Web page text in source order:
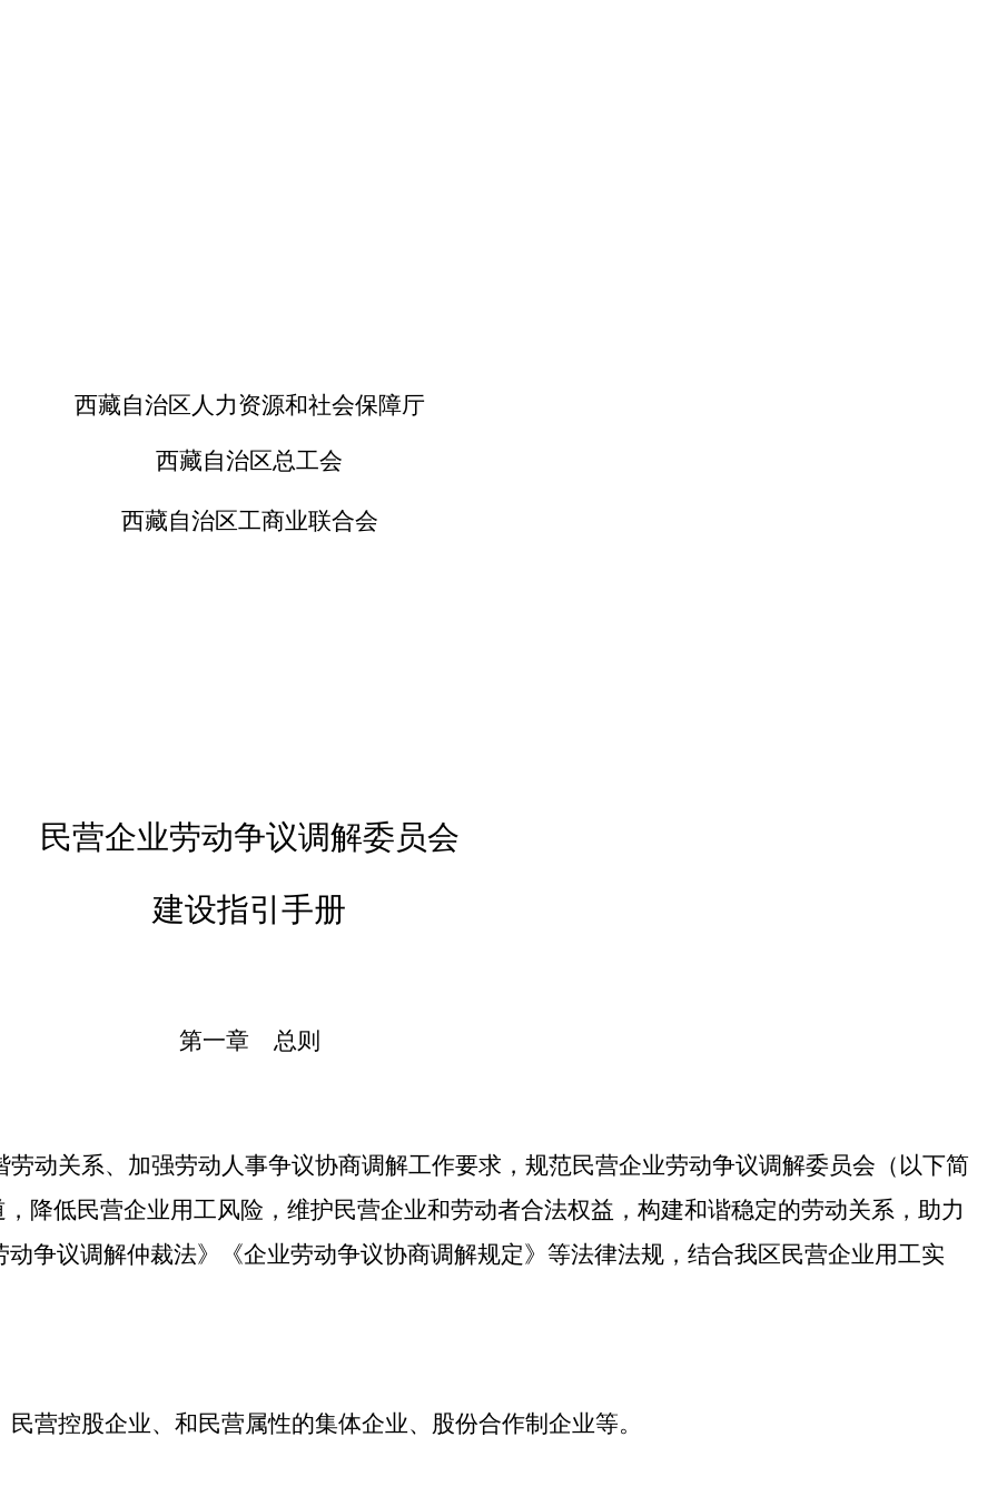
西藏自治区人力资源和社会保障厅
西藏自治区总工会
西藏自治区工商业联合会
民营企业劳动争议调解委员会
建设指引手册
第一章 总则
劳动关系、加强劳动人事争议协商调解工作要求 ，规范民营企业劳动争议调解委员会（以下简
，降低民营企业用工风险，维护民营企业和劳动者合法权益，构建和谐稳定的劳动关系，助力
争议调解仲裁法》《企业劳动争议协商调解规定》 等法律法规， 结合我区民营企业用工实
民营控股企业、和民营属性的集体企业、股份合作制企业等。